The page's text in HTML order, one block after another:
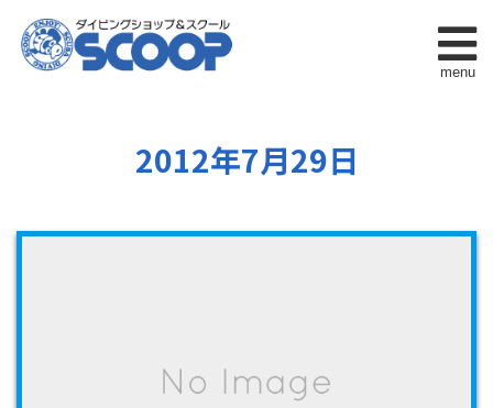
menu
2012年7月29日